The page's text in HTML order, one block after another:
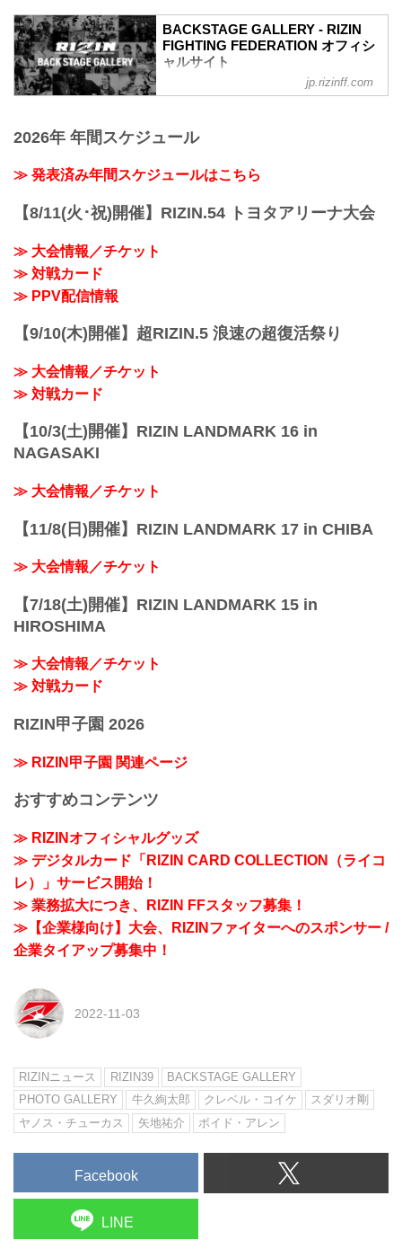
久絢太郎 vs. クレベル・コイケ
RIZIN MMAルール：5分 3R（66.0kg）
（LOSE）牛久絢太郎 vs. クレベル・コイ
2R 1分29秒 SUB（タップアウト：三角絞
第11試合 ／スダリオ剛 vs. ヤノス・チュ
RIZIN MMAルール：5分 3R（120.0kg）
カス（LOSE）
BACKSTAGE GALLERY - RIZIN
FIGHTING FEDERATION オフィシ
ャルサイト
BACKSTAGE GALLERY の記事一覧 - 格
イジン ファイティング フェデレーショ
いきます。
jp.rizinff.com
2026年 年間スケジュール
≫ 発表済み年間スケジュールはこちら
【8/11(火･祝)開催】RIZIN.54 トヨタアリーナ大会
≫ 大会情報／チケット
≫ 対戦カード
≫ PPV配信情報
【9/10(木)開催】超RIZIN.5 浪速の超復活祭り
≫ 大会情報／チケット
≫ 対戦カード
【10/3(土)開催】RIZIN LANDMARK 16 in
NAGASAKI
≫ 大会情報／チケット
【11/8(日)開催】RIZIN LANDMARK 17 in CHIBA
≫ 大会情報／チケット
【7/18(土)開催】RIZIN LANDMARK 15 in
HIROSHIMA
≫ 大会情報／チケット
≫ 対戦カード
RIZIN甲子園 2026
≫ RIZIN甲子園 関連ページ
おすすめコンテンツ
≫ RIZINオフィシャルグッズ
≫ デジタルカード「RIZIN CARD COLLECTION（ライコ
レ）」サービス開始！
≫ 業務拡大につき、RIZIN FFスタッフ募集！
≫【企業様向け】大会、RIZINファイターへのスポンサー /
企業タイアップ募集中！
2022-11-03
RIZINニュース RIZIN39
BACKSTAGE GALLERY
PHOTO GALLERY
牛久絢太郎 クレベル・コイケ
スダリオ剛
ヤノス・チューカス
矢地祐介 ボイド・アレン
Facebook
LINE